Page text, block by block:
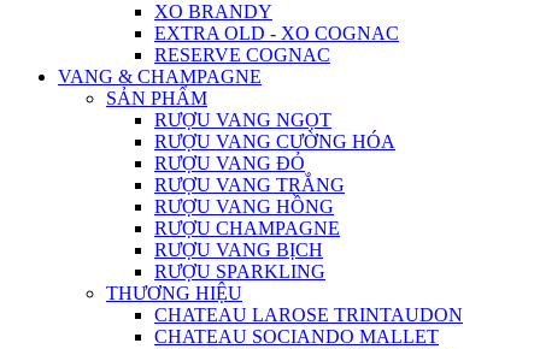
XO BRANDY
EXTRA OLD - XO COGNAC
RESERVE COGNAC
VANG & CHAMPAGNE
SẢN PHẨM
RƯỢU VANG NGỌT
RƯỢU VANG CƯỜNG HÓA
RƯỢU VANG ĐỎ
RƯỢU VANG TRẮNG
RƯỢU VANG HỒNG
RƯỢU CHAMPAGNE
RƯỢU VANG BỊCH
RƯỢU SPARKLING
THƯƠNG HIỆU
CHATEAU LAROSE TRINTAUDON
CHATEAU SOCIANDO MALLET